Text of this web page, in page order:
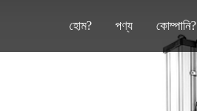
হোম? পণ্য কোম্পানি?